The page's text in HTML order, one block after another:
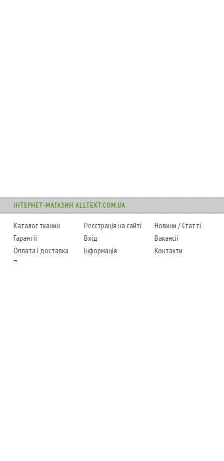
ІНТЕРНЕТ-МАГАЗИН ALLTEXT.COM.UA
Каталог тканин
Гарантії
Оплата і доставка
Повернення товару
Реєстрація на сайті
Вхід
Інформація
Новини /Статті
Вакансії
Контакти